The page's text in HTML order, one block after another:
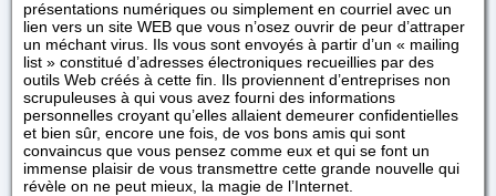
présentations numériques ou simplement en courriel avec un
lien vers un site WEB que vous n’osez ouvrir de peur d’attraper
un méchant virus. Ils vous sont envoyés à partir d’un « mailing
list » constitué d’adresses électroniques recueillies par des
outils Web créés à cette fin. Ils proviennent d’entreprises non
scrupuleuses à qui vous avez fourni des informations
personnelles croyant qu’elles allaient demeurer confidentielles
et bien sûr, encore une fois, de vos bons amis qui sont
convaincus que vous pensez comme eux et qui se font un
immense plaisir de vous transmettre cette grande nouvelle qui
révèle on ne peut mieux, la magie de l’Internet.